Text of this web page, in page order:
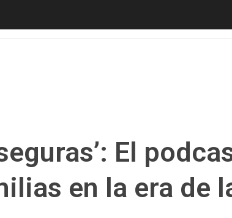
seguras’: El podcast que guía a las
El
en la era de